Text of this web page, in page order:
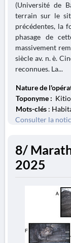
(Université de
terrain sur le
précédentes, la
phasage de
massivement
siècle av. n. è.
reconnues. La...
Nature de
Toponyme :
Mots-clés :
Consulter la
8/
2025